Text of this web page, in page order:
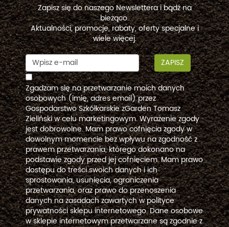
Zapisz się do naszego Newslettera i bądź na
bieżąco.
Aktualności, promocje, rabaty, oferty specjalne i
wiele więcej.
ZAPISZ
Zgadzam się na przetwarzanie moich danych
osobowych (imię, adres email) przez
Gospodarstwo Szkółkarskie zGarden Tomasz
Zieliński w celu marketingowym. Wyrażenie zgody
jest dobrowolne. Mam prawo cofnięcia zgody w
dowolnym momencie bez wpływu na zgodność z
prawem przetwarzania, którego dokonano na
podstawie zgody przed jej cofnięciem. Mam prawo
dostępu do treści swoich danych i ich
sprostowania, usunięcia, ograniczenia
przetwarzania, oraz prawo do przenoszenia
danych na zasadach zawartych w polityce
prywatności sklepu internetowego. Dane osobowe
w sklepie internetowym przetwarzane są zgodnie z